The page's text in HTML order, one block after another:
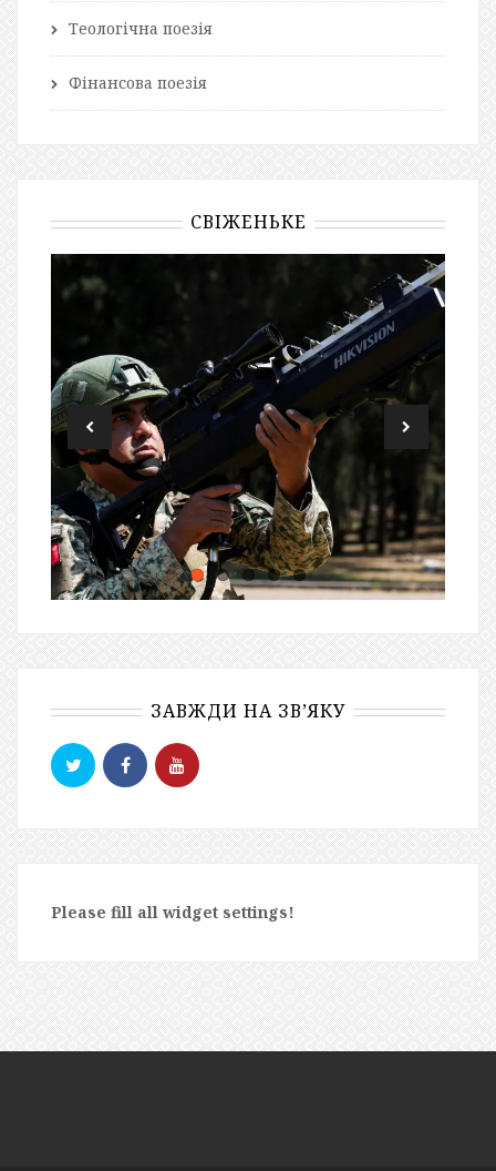
Теологічна поезія
Фінансова поезія
СВІЖЕНЬКЕ
ЗАВЖДИ НА ЗВ’ЯКУ
Please fill all widget settings!